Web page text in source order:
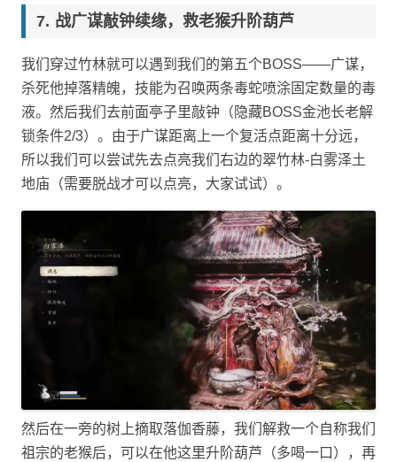
战广谋敲钟续缘，救老猴升阶葫芦
我们穿过竹林就可以遇到我们的第五个BOSS——广谋，
杀死他掉落精魄，技能为召唤两条毒蛇喷涂固定数量的毒
液。然后我们去前面亭子里敲钟（隐藏BOSS金池长老解
锁条件2/3）。由于广谋距离上一个复活点距离十分远，
所以我们可以尝试先去点亮我们右边的翠竹林-白雾泽土
地庙（需要脱战才可以点亮，大家试试）。
然后在一旁的树上摘取落伽香藤，我们解救一个自称我们
祖宗的老猴后，可以在他这里升阶葫芦（多喝一口），再